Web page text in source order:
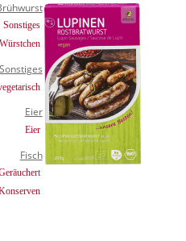
Sonstiges
Würstchen
Sonstiges
Eier
Eier
Fisch